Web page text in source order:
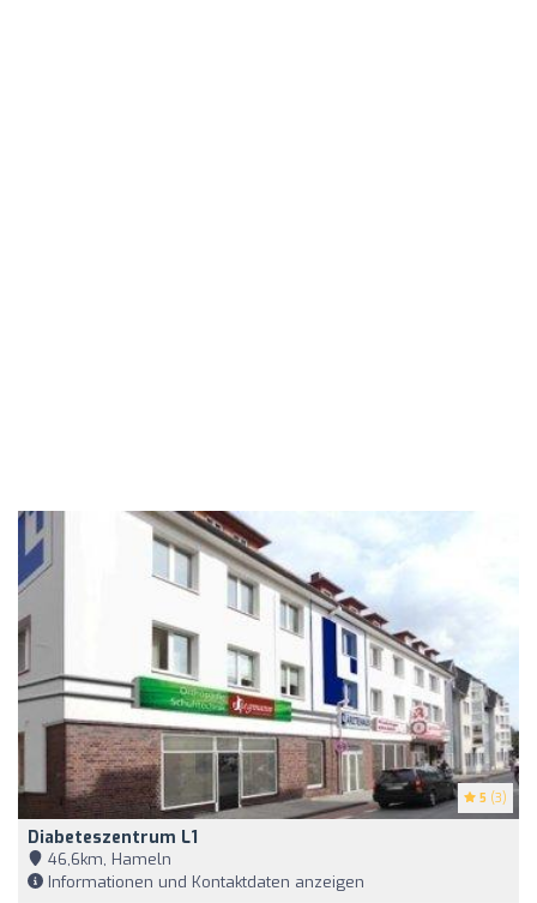
5 (3)
Diabeteszentrum L1
46,6km, Hameln
Informationen und Kontaktdaten anzeigen